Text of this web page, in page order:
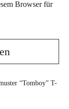
Browser für
“Tomboy” T-